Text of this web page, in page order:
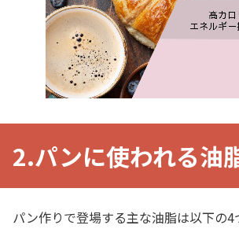
2.パンに使われる油
パン作りで登場する主な油脂は以下の4